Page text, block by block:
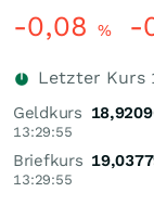
-0,08 % -
Letzter Kurs
Geldkurs
13:29:55
Briefkurs
13:29:55